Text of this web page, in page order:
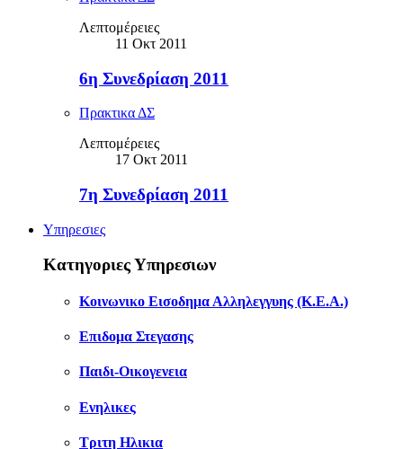
Λεπτομέρειες
11 Οκτ 2011
6η Συνεδρίαση 2011
Πρακτικα ΔΣ
Λεπτομέρειες
17 Οκτ 2011
7η Συνεδρίαση 2011
Υπηρεσιες
Κατηγοριες Υπηρεσιων
Κοινωνικο Εισοδημα Αλληλεγγυης (Κ.Ε.Α.)
Επιδομα Στεγασης
Παιδι-Οικογενεια
Ενηλικες
Τριτη Ηλικια